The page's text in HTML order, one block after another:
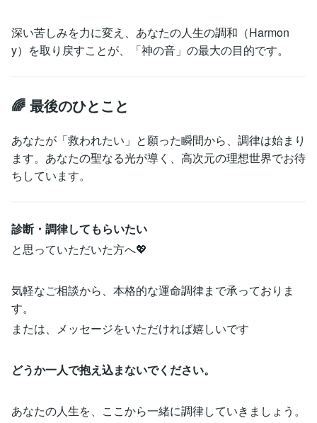
深い苦しみを力に変え、あなたの人生の調和（Harmon
y）を取り戻すことが、「神の音」の最大の目的です。
🌈 最後のひとこと
あなたが「救われたい」と願った瞬間から、調律は始まり
ます。あなたの聖なる光が導く、高次元の理想世界でお待
ちしています。
診断・調律してもらいたい
と思っていただいた方へ💖
気軽なご相談から、本格的な運命調律まで承っておりま
す。
または、メッセージをいただければ嬉しいです
どうか一人で抱え込まないでください。
あなたの人生を、ここから一緒に調律していきましょう。